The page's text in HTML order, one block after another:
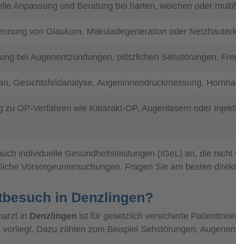
Anpassung und Beratung bei harten, weichen oder
von Glaukom, Makuladegeneration oder
bei Augenentzündungen, plötzlichen Sehstörungen,
Gesichtsfeldanalyse, Augeninnendruckmessung,
zu OP-Verfahren wie Katarakt-OP, Augenlasern oder
individuelle Gesundheitsleistungen (IGeL) an, die
Vorsorgeuntersuchungen. Fragen Sie am besten
in Denzlingen?
in Denzlingen ist für gesetzlich versicherte
Dazu zählen zum Beispiel Sehstörungen,